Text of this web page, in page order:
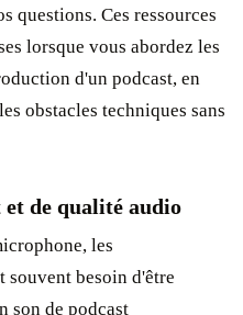
questions. Ces ressources
lorsque vous abordez les
d'un podcast, en
obstacles techniques sans
de qualité audio
les
souvent besoin d'être
son de podcast